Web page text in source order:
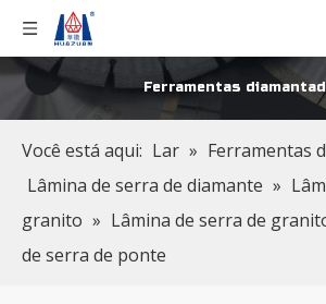
Ferramentas
Você está aqui: Lar » Ferramentas
Lâmina de serra de diamante »
granito » Lâmina de serra de
de serra de ponte